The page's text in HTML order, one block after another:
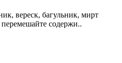
вереск, багульник, мирт
содержи..